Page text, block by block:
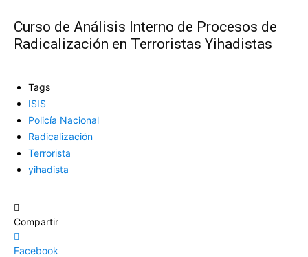
Curso de Análisis Interno de Procesos de
Radicalización en Terroristas Yihadistas
Tags
ISIS
Policía Nacional
Radicalización
Terrorista
yihadista
Compartir
Facebook